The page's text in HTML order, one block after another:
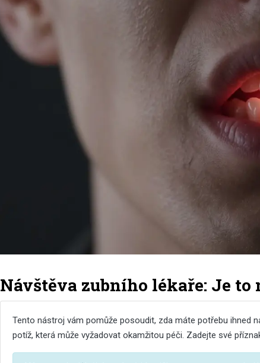
Návštěva zubního lékaře: Je to
Tento nástroj vám pomůže posoudit, zda máte potřebu ihned
potíž, která může vyžadovat okamžitou péči. Zadejte své